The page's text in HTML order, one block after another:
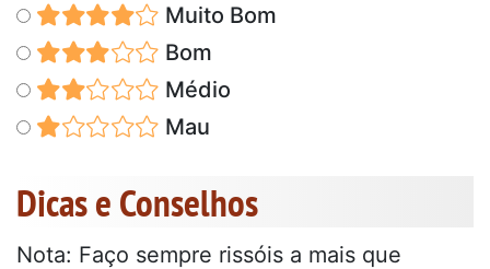
Muito Bom
Bom
Médio
Mau
Dicas e Conselhos
Nota: Faço sempre rissóis a mais que